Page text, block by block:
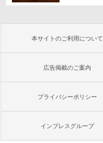
本サイトのご利用について
広告掲載のご案内
プライバシーポリシー
インプレスグループ